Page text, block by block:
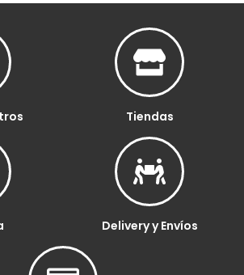
Tiendas
Delivery y Envíos